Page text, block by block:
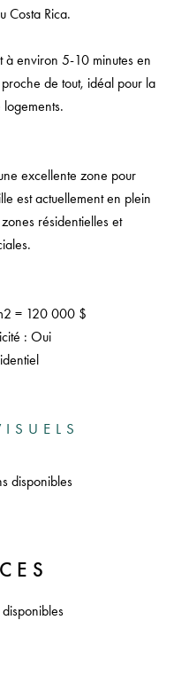
Costa Rica.
à environ 5-10 minutes en
de tout, idéal pour la
excellente zone pour
est actuellement en plein
résidentielles et
= 120 000 $
: Oui
disponibles